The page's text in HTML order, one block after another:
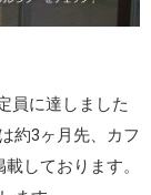
員に達しました
約3ヶ月先、カフ
しております。